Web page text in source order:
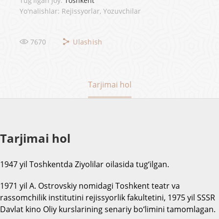
Yo'nalishlar: Rejissyorlar, Yozuvchilar
7670 Ulashish
Tarjimai hol
Tarjimai hol
1947 yil Toshkentda Ziyolilar oilasida tug‘ilgan.
1971 yil A. Ostrovskiy nomidagi Toshkent teatr va
rassomchilik institutini rejissyorlik fakultetini, 1975 yil SSSR
Davlat kino Oliy kurslarining senariy bo‘limini tamomlagan.